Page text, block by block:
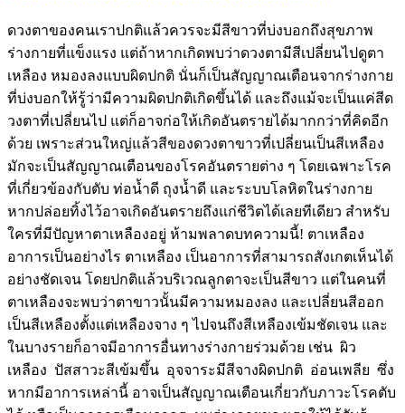
ดวงตาของคนเราปกติแล้วควรจะมีสีขาวที่บ่งบอกถึงสุขภาพ
ร่างกายที่แข็งแรง แต่ถ้าหากเกิดพบว่าดวงตามีสีเปลี่ยนไปดูตา
เหลือง หมองลงแบบผิดปกติ นั่นก็เป็นสัญญาณเตือนจากร่างกาย
ที่บ่งบอกให้รู้ว่ามีความผิดปกติเกิดขึ้นได้ และถึงแม้จะเป็นแค่สีด
วงตาที่เปลี่ยนไป แต่ก็อาจก่อให้เกิดอันตรายได้มากกว่าที่คิดอีก
ด้วย เพราะส่วนใหญ่แล้วสีของดวงตาขาวที่เปลี่ยนเป็นสีเหลือง
มักจะเป็นสัญญาณเตือนของโรคอันตรายต่าง ๆ โดยเฉพาะโรค
ที่เกี่ยวข้องกับตับ ท่อน้ำดี ถุงน้ำดี และระบบโลหิตในร่างกาย
หากปล่อยทิ้งไว้อาจเกิดอันตรายถึงแก่ชีวิตได้เลยทีเดียว สำหรับ
ใครที่มีปัญหาตาเหลืองอยู่ ห้ามพลาดบทความนี้! ตาเหลือง
อาการเป็นอย่างไร ตาเหลือง เป็นอาการที่สามารถสังเกตเห็นได้
อย่างชัดเจน โดยปกติแล้วบริเวณลูกตาจะเป็นสีขาว แต่ในคนที่
ตาเหลืองจะพบว่าตาขาวนั้นมีความหมองลง และเปลี่ยนสีออก
เป็นสีเหลืองตั้งแต่เหลืองจาง ๆ ไปจนถึงสีเหลืองเข้มชัดเจน และ
ในบางรายก็อาจมีอาการอื่นทางร่างกายร่วมด้วย เช่น ผิว
เหลือง ปัสสาวะสีเข้มขึ้น อุจจาระมีสีจางผิดปกติ อ่อนเพลีย ซึ่ง
หากมีอาการเหล่านี้ อาจเป็นสัญญาณเตือนเกี่ยวกับภาวะโรคตับ